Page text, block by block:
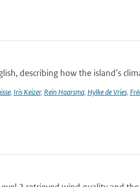
describing how the island’s
, Iris Keizer, Rein Haarsma, Hylke de Vries,